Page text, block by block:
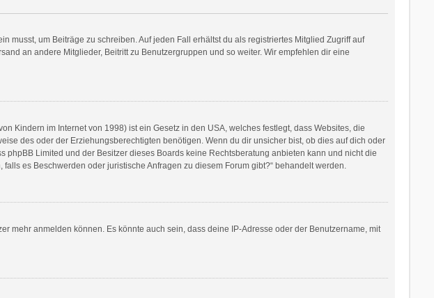
musst, um Beiträge zu schreiben. Auf jeden Fall erhältst du als registriertes Mitglied Zugriff auf
an andere Mitglieder, Beitritt zu Benutzergruppen und so weiter. Wir empfehlen dir eine
Kindern im Internet von 1998) ist ein Gesetz in den USA, welches festlegt, dass Websites, die
des oder der Erziehungsberechtigten benötigen. Wenn du dir unsicher bist, ob dies auf dich oder
Limited und der Besitzer dieses Boards keine Rechtsberatung anbieten kann und nicht die
es Beschwerden oder juristische Anfragen zu diesem Forum gibt?“ behandelt werden.
mehr anmelden können. Es könnte auch sein, dass deine IP-Adresse oder der Benutzername, mit